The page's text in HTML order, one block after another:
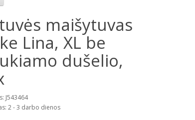
maišytuvas
Lina, XL be
dušelio,
J543464
2 - 3 darbo dienos